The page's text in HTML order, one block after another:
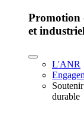
Promotion
et
L'ANR
durable